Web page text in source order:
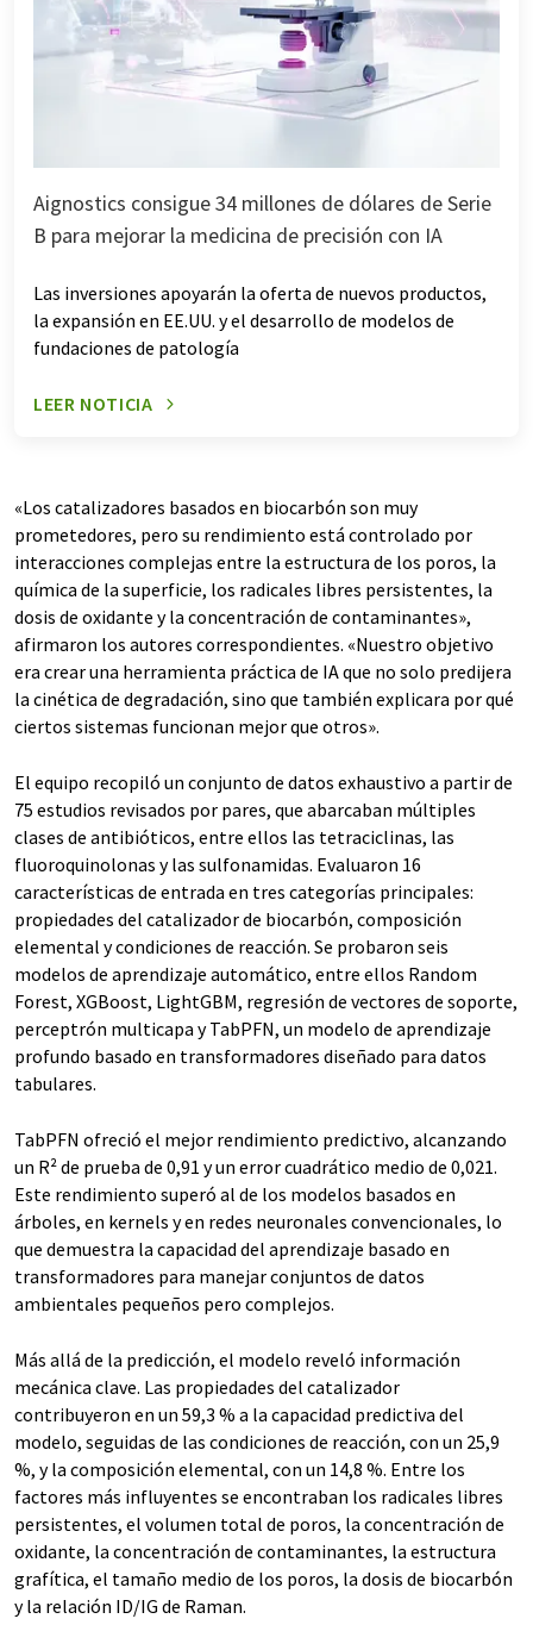
Aignostics consigue 34 millones de dólares de Serie
B para mejorar la medicina de precisión con IA
Las inversiones apoyarán la oferta de nuevos productos,
la expansión en EE.UU. y el desarrollo de modelos de
fundaciones de patología
LEER NOTICIA
«Los catalizadores basados en biocarbón son muy
prometedores, pero su rendimiento está controlado por
interacciones complejas entre la estructura de los poros, la
química de la superficie, los radicales libres persistentes, la
dosis de oxidante y la concentración de contaminantes»,
afirmaron los autores correspondientes. «Nuestro objetivo
era crear una herramienta práctica de IA que no solo predijera
la cinética de degradación, sino que también explicara por qué
ciertos sistemas funcionan mejor que otros».
El equipo recopiló un conjunto de datos exhaustivo a partir de
75 estudios revisados por pares, que abarcaban múltiples
clases de antibióticos, entre ellos las tetraciclinas, las
fluoroquinolonas y las sulfonamidas. Evaluaron 16
características de entrada en tres categorías principales:
propiedades del catalizador de biocarbón, composición
elemental y condiciones de reacción. Se probaron seis
modelos de aprendizaje automático, entre ellos Random
Forest, XGBoost, LightGBM, regresión de vectores de soporte,
perceptrón multicapa y TabPFN, un modelo de aprendizaje
profundo basado en transformadores diseñado para datos
tabulares.
TabPFN ofreció el mejor rendimiento predictivo, alcanzando
un R² de prueba de 0,91 y un error cuadrático medio de 0,021.
Este rendimiento superó al de los modelos basados en
árboles, en kernels y en redes neuronales convencionales, lo
que demuestra la capacidad del aprendizaje basado en
transformadores para manejar conjuntos de datos
ambientales pequeños pero complejos.
Más allá de la predicción, el modelo reveló información
mecánica clave. Las propiedades del catalizador
contribuyeron en un 59,3 % a la capacidad predictiva del
modelo, seguidas de las condiciones de reacción, con un 25,9
%, y la composición elemental, con un 14,8 %. Entre los
factores más influyentes se encontraban los radicales libres
persistentes, el volumen total de poros, la concentración de
oxidante, la concentración de contaminantes, la estructura
grafítica, el tamaño medio de los poros, la dosis de biocarbón
y la relación ID/IG de Raman.